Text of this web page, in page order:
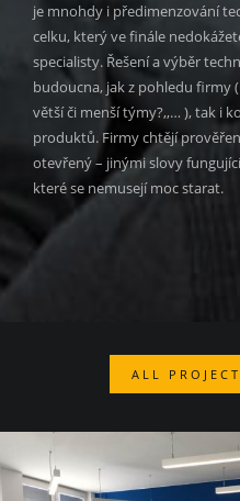
je mnohdy i předimenzování
celku, který ve finále
specialisty. Řešení a výběr
budoucna, jak z pohledu firmy
větší či menší týmy?,,… ), tak i
produktů. Firmy chtějí
otevřený – jinými slovy
které se nemusejí moc starat.
ALL PROJECT